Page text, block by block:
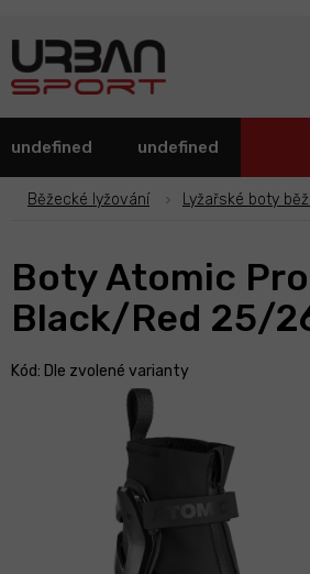
undefined undefined
Běžecké lyžování Lyžařské boty
Boty Atomic
Black/Red 25/
Kód: Dle zvolené varianty